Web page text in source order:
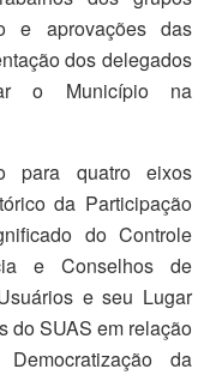
e aprovações das
dos delegados
o Município na
para quatro eixos
da Participação
do Controle
e Conselhos de
e seu Lugar
do SUAS em relação
da